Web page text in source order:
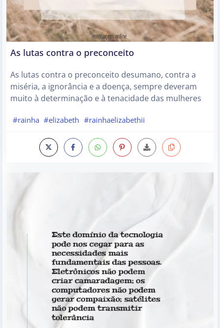
As lutas contra o preconceito
As lutas contra o preconceito desumano, contra a
miséria, a ignorância e a doença, sempre deveram
muito à determinação e à tenacidade das mulheres
#rainha #elizabeth #rainhaelizabethii